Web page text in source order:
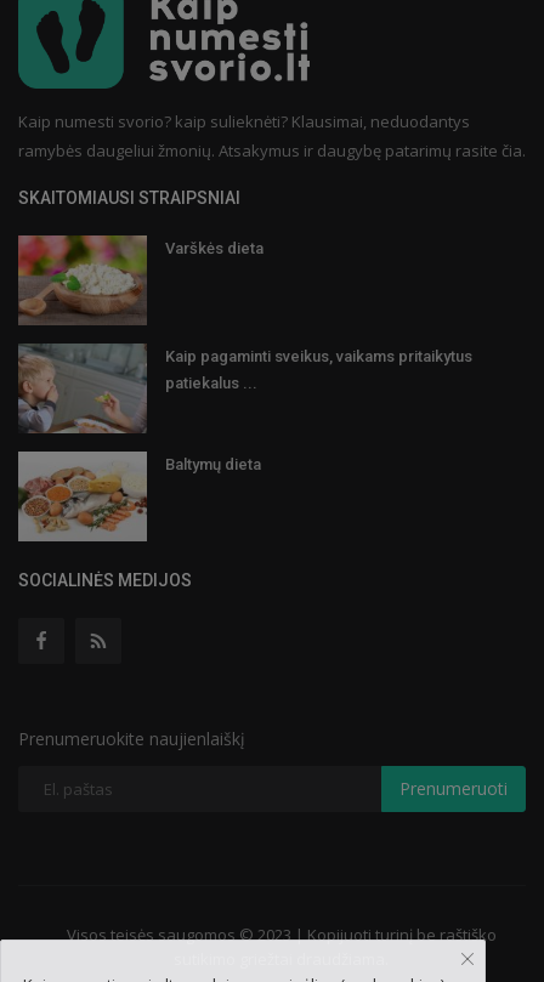
Kaip numesti svorio? kaip sulieknėti? Klausimai, neduodantys
ramybės daugeliui žmonių. Atsakymus ir daugybę patarimų rasite čia.
SKAITOMIAUSI STRAIPSNIAI
Varškės dieta
Kaip pagaminti sveikus, vaikams pritaikytus
patiekalus ...
Baltymų dieta
SOCIALINĖS MEDIJOS
Prenumeruokite naujienlaiškį
Prenumeruoti
Visos teisės saugomos © 2023 | Kopijuoti turinį be raštiško